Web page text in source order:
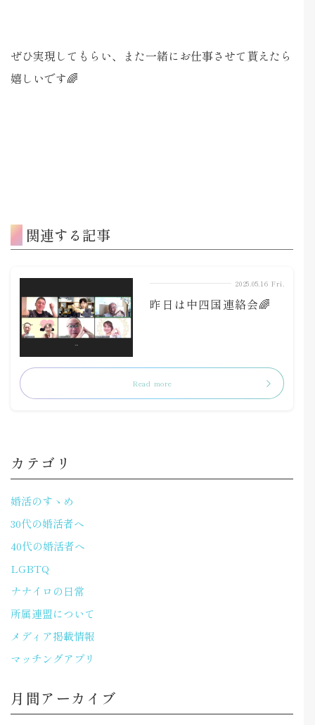
ぜひ実現してもらい、また一緒にお仕事させて貰えたら
嬉しいです🌈
関連する記事
2025.05.16 Fri.
昨日は中四国連絡会🌈
Read more
カテゴリ
婚活のすゝめ
30代の婚活者へ
40代の婚活者へ
LGBTQ
ナナイロの日常
所属連盟について
メディア掲載情報
マッチングアプリ
月間アーカイブ